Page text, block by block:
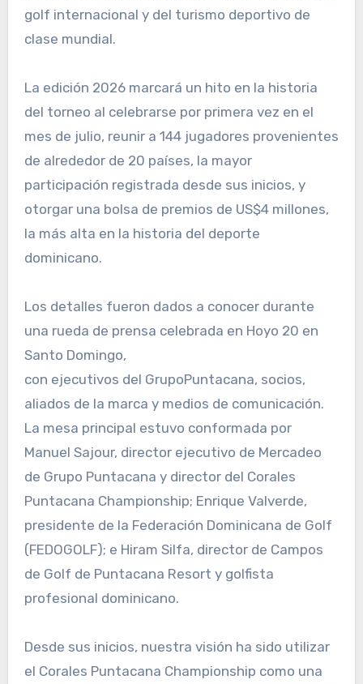
golf internacional y del turismo deportivo de
clase mundial.
La edición 2026 marcará un hito en la historia
del torneo al celebrarse por primera vez en el
mes de julio, reunir a 144 jugadores provenientes
de alrededor de 20 países, la mayor
participación registrada desde sus inicios, y
otorgar una bolsa de premios de US$4 millones,
la más alta en la historia del deporte
dominicano.
Los detalles fueron dados a conocer durante
una rueda de prensa celebrada en Hoyo 20 en
Santo Domingo,
con ejecutivos del GrupoPuntacana, socios,
aliados de la marca y medios de comunicación.
La mesa principal estuvo conformada por
Manuel Sajour, director ejecutivo de Mercadeo
de Grupo Puntacana y director del Corales
Puntacana Championship; Enrique Valverde,
presidente de la Federación Dominicana de Golf
(FEDOGOLF); e Hiram Silfa, director de Campos
de Golf de Puntacana Resort y golfista
profesional dominicano.
Desde sus inicios, nuestra visión ha sido utilizar
el Corales Puntacana Championship como una